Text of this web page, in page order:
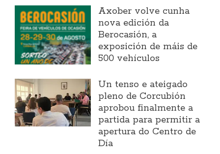
Axober volve cunha
nova edición da
Berocasión, a
exposición de máis de
500 vehículos
Un tenso e ateigado
pleno de Corcubión
aprobou finalmente a
partida para permitir a
apertura do Centro de
Día